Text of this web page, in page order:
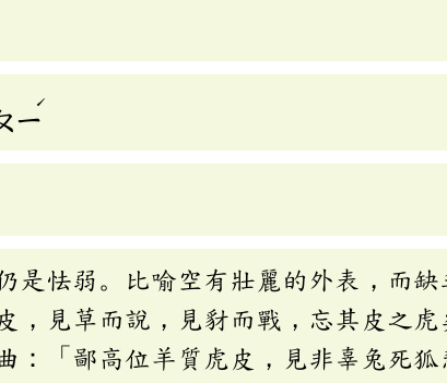
ㄧ
ˊ
是怯弱。比喻空有壯麗的外表，而
，見草而說，見豺而戰，忘其皮之
：「鄙高位羊質虎皮，見非辜兔死